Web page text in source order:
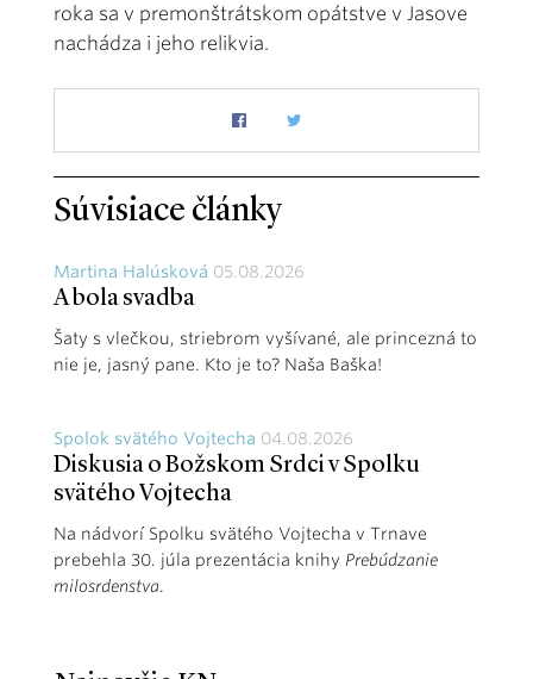
roka sa v premonštrátskom opátstve v Jasove
nachádza i jeho relikvia.
Súvisiace články
Martina Halúsková 05.08.2026
A bola svadba
Šaty s vlečkou, striebrom vyšívané, ale princezná to
nie je, jasný pane. Kto je to? Naša Baška!
Spolok svätého Vojtecha 04.08.2026
Diskusia o Božskom Srdci v Spolku
svätého Vojtecha
Na nádvorí Spolku svätého Vojtecha v Trnave
prebehla 30. júla prezentácia knihy Prebúdzanie
milosrdenstva.